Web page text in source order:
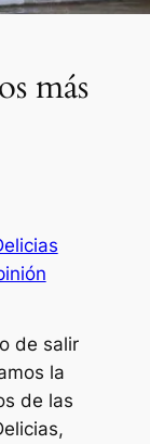
más
de salir
la
de las